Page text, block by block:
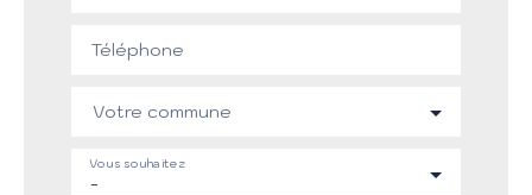
Téléphone
Votre commune
-
Vous souhaitez